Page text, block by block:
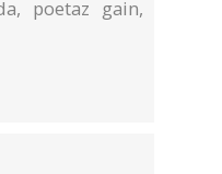
poetaz gain,